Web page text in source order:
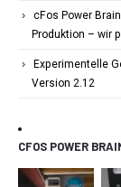
cFos Power
Produktion – wir
Experimentelle
Version 2.12
CFOS POWER